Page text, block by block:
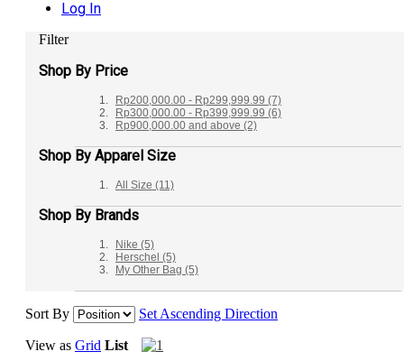
Log In
Filter
Shop By Price
Rp200,000.00 - Rp299,999.99 (7)
Rp300,000.00 - Rp399,999.99 (6)
Rp900,000.00 and above (2)
Shop By Apparel Size
All Size (11)
Shop By Brands
Nike (5)
Herschel (5)
My Other Bag (5)
Sort By Set Ascending Direction
View as Grid List